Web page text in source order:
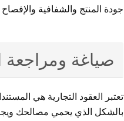
جودة المنتج والشفافية
صياغة ومراجعة
تعتبر العقود التجارية هي
بالشكل الذي يحمي مصالحك